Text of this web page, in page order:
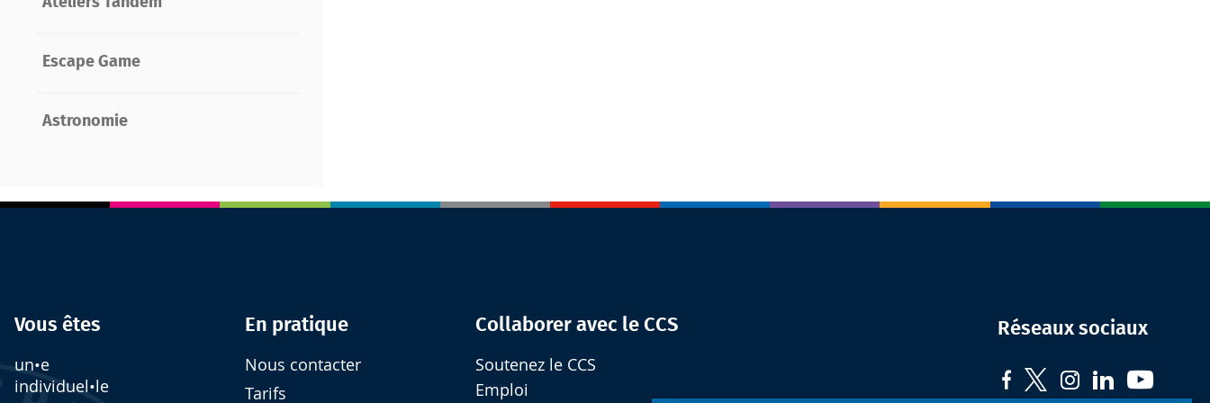
Escape Game
Astronomie
Vous êtes
un•e
individuel•le
En pratique
Nous contacter
Tarifs
Collaborer avec le CCS
Soutenez le CCS
Emploi
Réseaux sociaux